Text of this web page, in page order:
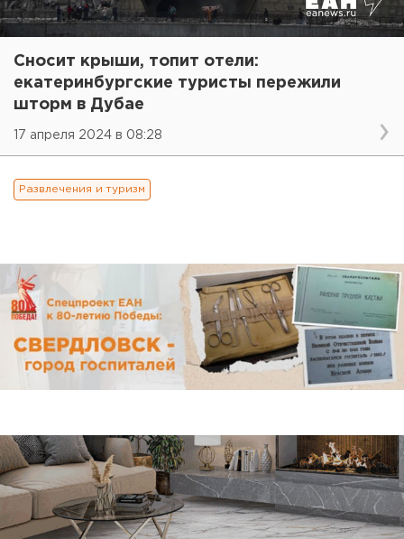
Сносит крыши, топит отели:
екатеринбургские туристы пережили
шторм в Дубае
17 апреля 2024 в 08:28
Развлечения и туризм